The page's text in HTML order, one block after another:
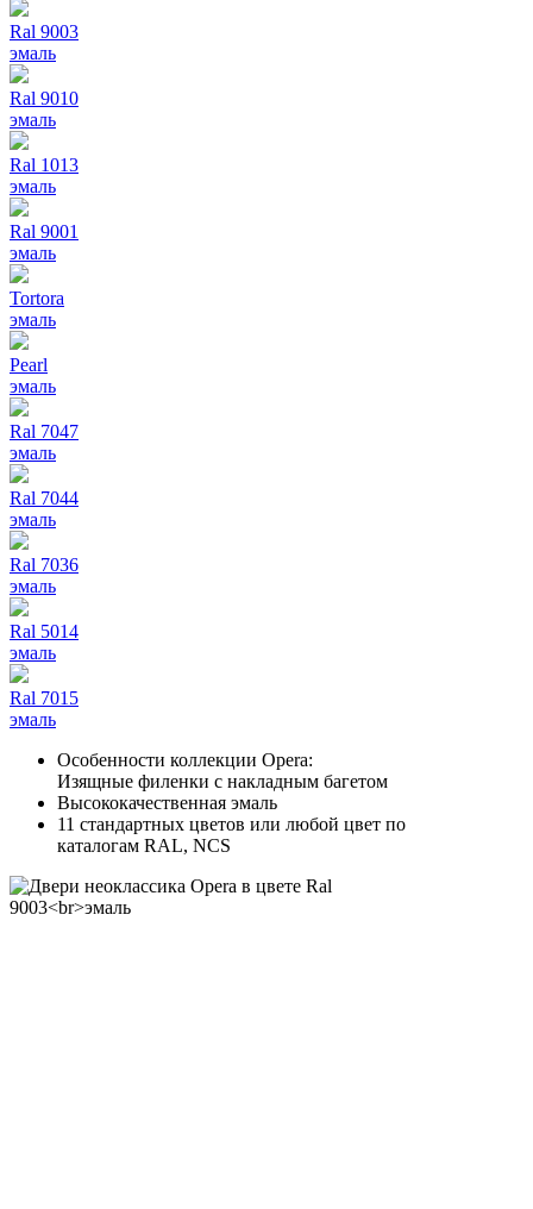
Ral 9003
эмаль
Ral 9010
эмаль
Ral 1013
эмаль
Ral 9001
эмаль
Tortora
эмаль
Pearl
эмаль
Ral 7047
эмаль
Ral 7044
эмаль
Ral 7036
эмаль
Ral 5014
эмаль
Ral 7015
эмаль
Особенности коллекции Opera:
Изящные филенки с накладным багетом
Высококачественная эмаль
11 стандартных цветов или любой цвет по
каталогам RAL, NCS